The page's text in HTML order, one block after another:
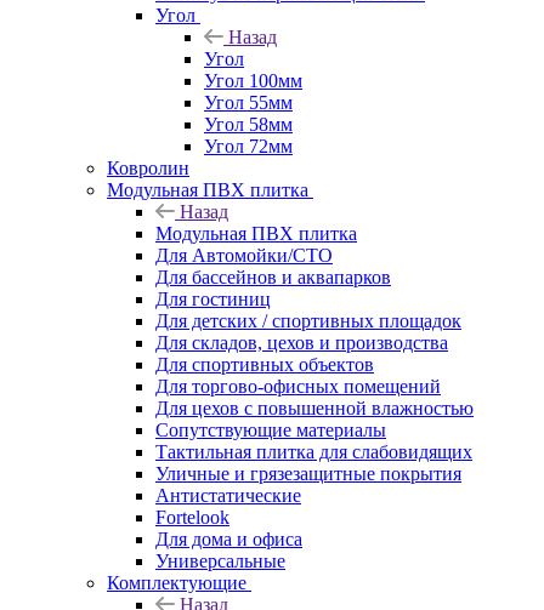
Угол
Назад
Угол
Угол 100мм
Угол 55мм
Угол 58мм
Угол 72мм
Ковролин
Модульная ПВХ плитка
Назад
Модульная ПВХ плитка
Для Автомойки/СТО
Для бассейнов и аквапарков
Для гостиниц
Для детских / спортивных площадок
Для складов, цехов и производства
Для спортивных объектов
Для торгово-офисных помещений
Для цехов с повышенной влажностью
Сопутствующие материалы
Тактильная плитка для слабовидящих
Уличные и грязезащитные покрытия
Антистатические
Fortelook
Для дома и офиса
Универсальные
Комплектующие
Назад